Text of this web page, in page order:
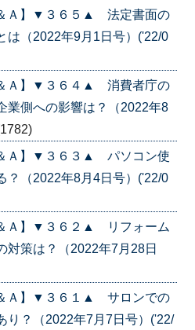
＆Ａ】▼３６５▲ 法定書面の
は（2022年9月1日号）('22/0
＆Ａ】▼３６４▲ 消費者庁の
業側への影響は？（2022年8
＆Ａ】▼３６３▲ パソコン使
？（2022年8月4日号）('22/0
＆Ａ】▼３６２▲ リフォーム
対策は？（2022年7月28日
＆Ａ】▼３６１▲ サロンでの
り？（2022年7月7日号）('22/